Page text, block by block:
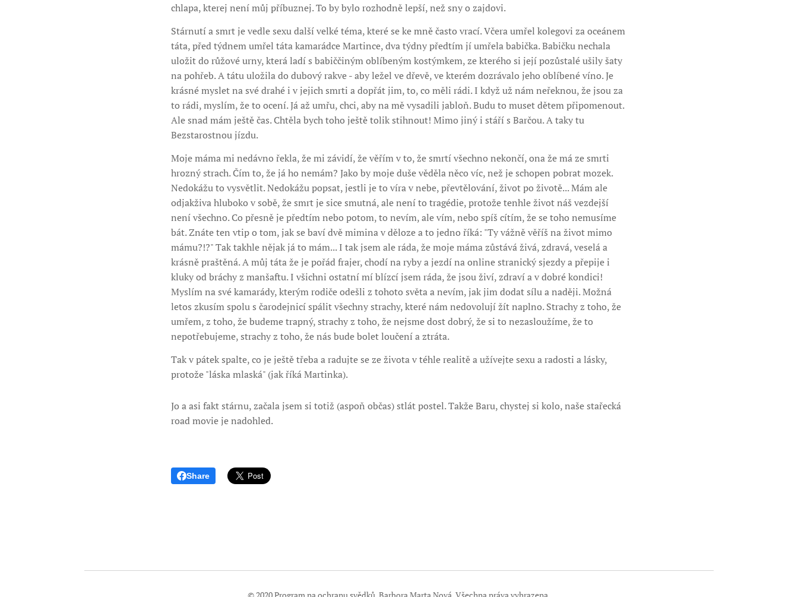
chlapa, kterej není můj příbuznej. To by bylo rozhodně lepší, než sny o zajdovi.
Stárnutí a smrt je vedle sexu další velké téma, které se ke mně často vrací. Včera umřel kolegovi za oceánem
táta, před týdnem umřel táta kamarádce Martince, dva týdny předtím jí umřela babička. Babičku nechala
uložit do růžové urny, která ladí s babiččiným oblíbeným kostýmkem, ze kterého si její pozůstalé ušily šaty
na pohřeb. A tátu uložila do dubový rakve - aby ležel ve dřevě, ve kterém dozrávalo jeho oblíbené víno. Je
krásné myslet na své drahé i v jejich smrti a dopřát jim, to, co měli rádi. I když už nám neřeknou, že jsou za
to rádi, myslím, že to ocení. Já až umřu, chci, aby na mě vysadili jabloň. Budu to muset dětem připomenout.
Ale snad mám ještě čas. Chtěla bych toho ještě tolik stihnout! Mimo jiný i stáří s Barčou. A taky tu
Bezstarostnou jízdu.
Moje máma mi nedávno řekla, že mi závidí, že věřím v to, že smrtí všechno nekončí, ona že má ze smrti
hrozný strach. Čím to, že já ho nemám? Jako by moje duše věděla něco víc, než je schopen pobrat mozek.
Nedokážu to vysvětlit. Nedokážu popsat, jestli je to víra v nebe, převtělování, život po životě... Mám ale
odjakživa hluboko v sobě, že smrt je sice smutná, ale není to tragédie, protože tenhle život náš vezdejší
není všechno. Co přesně je předtím nebo potom, to nevím, ale vím, nebo spíš cítím, že se toho nemusíme
bát. Znáte ten vtip o tom, jak se baví dvě mimina v děloze a to jedno říká: "Ty vážně věříš na život mimo
mámu?!?" Tak takhle nějak já to mám... I tak jsem ale ráda, že moje máma zůstává živá, zdravá, veselá a
krásně praštěná. A můj táta že je pořád frajer, chodí na ryby a jezdí na online stranický sjezdy a přepije i
kluky od bráchy z manšaftu. I všichni ostatní mí blízcí jsem ráda, že jsou živí, zdraví a v dobré kondici!
Myslím na své kamarády, kterým rodiče odešli z tohoto světa a nevím, jak jim dodat sílu a naději. Možná
letos zkusím spolu s čarodejnicí spálit všechny strachy, které nám nedovolují žít naplno. Strachy z toho, že
umřem, z toho, že budeme trapný, strachy z toho, že nejsme dost dobrý, že si to nezasloužíme, že to
nepotřebujeme, strachy z toho, že nás bude bolet loučení a ztráta.
Tak v pátek spalte, co je ještě třeba a radujte se ze života v téhle realitě a užívejte sexu a radosti a lásky,
protože "láska mlaská" (jak říká Martinka).
Jo a asi fakt stárnu, začala jsem si totiž (aspoň občas) stlát postel. Takže Baru, chystej si kolo, naše stařecká
road movie je nadohled.
Share